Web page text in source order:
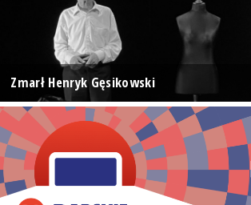
Zmarł Henryk Gęsikowski